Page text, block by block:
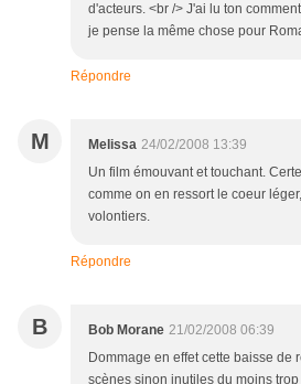
d'acteurs. <br /> J'ai lu ton
je pense la même chose pour
Répondre
M Melissa 24/02/2008 13:39
Un film émouvant et touchant.
comme on en ressort le coeur
volontiers.
Répondre
B Bob Morane 21/02/2008 06:39
Dommage en effet cette baisse de
scènes sinon inutiles du moins